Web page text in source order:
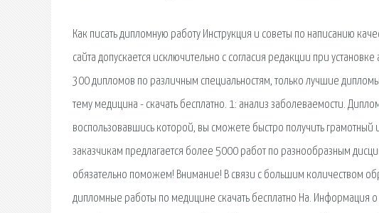
Как писать дипломную работу Инструкция и советы по написанию
сайта допускается исключительно с согласия редакции при
300 дипломов по различным специальностям, только лучшие
тему медицина - скачать бесплатно. 1: анализ заболеваемости.
воспользовавшись которой, вы сможете быстро получить грамотный
заказчикам предлагается более 5000 работ по разнообразным
обязательно поможем! Внимание! В связи с большим количеством
дипломные работы по медицине скачать бесплатно На.